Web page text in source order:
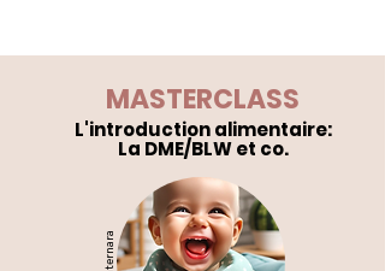
MASTERCLASS
L'introduction alimentaire:
La DME/BLW et co.